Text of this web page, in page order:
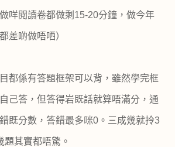
咩閱讀卷都做剩 15-20分鐘，做今年
差啲做唔哂）
都係有答題框架可以背，雖然學完框
己答，但答得岩既話就算唔滿分，通
既分數，答錯最多咪0 。三成幾就拎3
題其實都唔驚。